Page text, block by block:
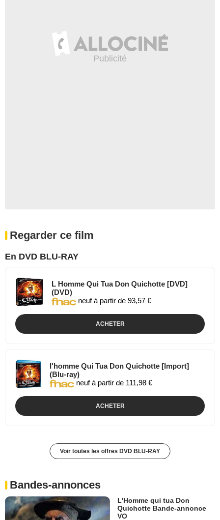
Regarder ce film
En DVD BLU-RAY
L Homme Qui Tua Don Quichotte [DVD]
(DVD)
neuf à partir de 93,57 €
ACHETER
l'homme Qui Tua Don Quichotte [Import]
(Blu-ray)
neuf à partir de 111,98 €
ACHETER
Voir toutes les offres DVD BLU-RAY
Bandes-annonces
L'Homme qui tua Don
Quichotte Bande-annonce
VO